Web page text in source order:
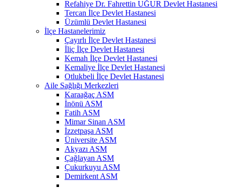
Refahiye Dr. Fahrettin UĞUR Devlet Hastanesi
Tercan İlçe Devlet Hastanesi
Üzümlü Devlet Hastanesi
İlçe Hastanelerimiz
Çayırlı İlçe Devlet Hastanesi
İliç İlçe Devlet Hastanesi
Kemah İlçe Devlet Hastanesi
Kemaliye İlçe Devlet Hastanesi
Otlukbeli İlçe Devlet Hastanesi
Aile Sağlığı Merkezleri
Karaağaç ASM
İnönü ASM
Fatih ASM
Mimar Sinan ASM
İzzetpaşa ASM
Üniversite ASM
Akyazı ASM
Çağlayan ASM
Çukurkuyu ASM
Demirkent ASM